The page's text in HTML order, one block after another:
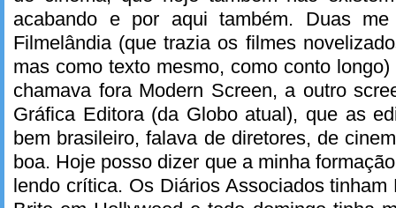
acabando e por aqui também. Duas me
Filmelândia (que trazia os filmes
mas como texto mesmo, como conto
chamava fora Modern Screen, a outro
Gráfica Editora (da Globo atual), que as
bem brasileiro, falava de diretores, de
boa. Hoje posso dizer que a minha
lendo crítica. Os Diários Associados